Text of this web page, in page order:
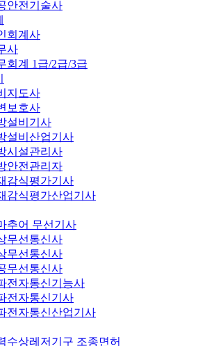
안전기술사
회계사
사
회계 1급/2급/3급
지도사
보호사
설비기사
설비산업기사
시설관리사
안전관리자
감식평가기사
감식평가산업기사
추어 무선기사
무선통신사
무선통신사
무선통신사
전자통신기능사
전자통신기사
전자통신산업기사
수상레저기구 조종면허